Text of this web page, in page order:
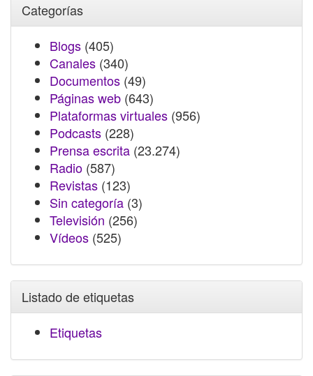
Categorías
Blogs (405)
Canales (340)
Documentos (49)
Páginas web (643)
Plataformas virtuales (956)
Podcasts (228)
Prensa escrita (23.274)
Radio (587)
Revistas (123)
Sin categoría (3)
Televisión (256)
Vídeos (525)
Listado de etiquetas
Etiquetas